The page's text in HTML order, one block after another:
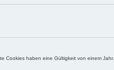
Cookies haben eine Gültigkeit von einem Jahr.